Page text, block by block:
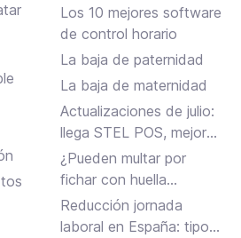
Los 10 mejores software
de control horario
La baja de paternidad
La baja de maternidad
Actualizaciones de julio:
llega STEL POS, mejoras
en Assistant, albaranes
en Inbox y más
¿Pueden multar por
fichar con huella
dactilar?
Reducción jornada
laboral en España: tipos,